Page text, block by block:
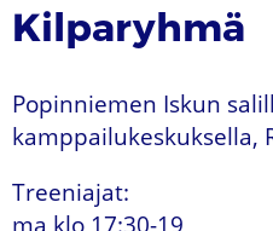
Kilparyhmä
Popinniemen Iskun
kamppailukeskuksella,
Treeniajat:
ma klo 17:30-19